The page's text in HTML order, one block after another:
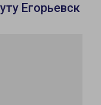
Егорьевск